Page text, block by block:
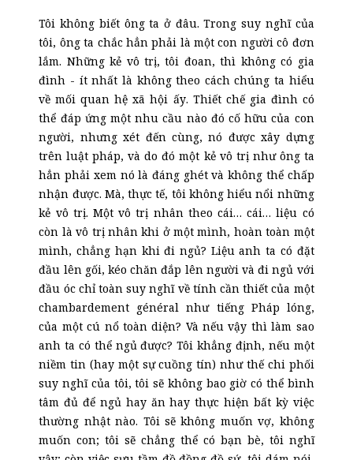
Tôi không biết ông ta ở đâu. Trong suy nghĩ của
tôi, ông ta chắc hẳn phải là một con người cô đơn
lắm. Những kẻ vô trị, tôi đoan, thì không có gia
đình - ít nhất là không theo cách chúng ta hiểu
về mối quan hệ xã hội ấy. Thiết chế gia đình có
thể đáp ứng một nhu cầu nào đó cố hữu của con
người, nhưng xét đến cùng, nó được xây dựng
trên luật pháp, và do đó một kẻ vô trị như ông ta
hẳn phải xem nó là đáng ghét và không thể chấp
nhận được. Mà, thực tế, tôi không hiểu nổi những
kẻ vô trị. Một vô trị nhân theo cái… cái… liệu có
còn là vô trị nhân khi ở một mình, hoàn toàn một
mình, chẳng hạn khi đi ngủ? Liệu anh ta có đặt
đầu lên gối, kéo chăn đắp lên người và đi ngủ với
đầu óc chỉ toàn suy nghĩ về tính cần thiết của một
chambardement général như tiếng Pháp lóng,
của một cú nổ toàn diện? Và nếu vậy thì làm sao
anh ta có thể ngủ được? Tôi khẳng định, nếu một
niềm tin (hay một sự cuồng tín) như thế chi phối
suy nghĩ của tôi, tôi sẽ không bao giờ có thể bình
tâm đủ để ngủ hay ăn hay thực hiện bất kỳ việc
thường nhật nào. Tôi sẽ không muốn vợ, không
muốn con; tôi sẽ chẳng thể có bạn bè, tôi nghĩ